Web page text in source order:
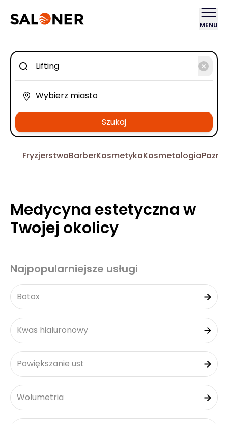
MENU
Szukaj
FryzjerstwoBarberKosmetykaKosmetologia
Medycyna estetyczna w
Twojej okolicy
Najpopularniejsze usługi
Botox
Kwas hialuronowy
Powiększanie ust
Wolumetria